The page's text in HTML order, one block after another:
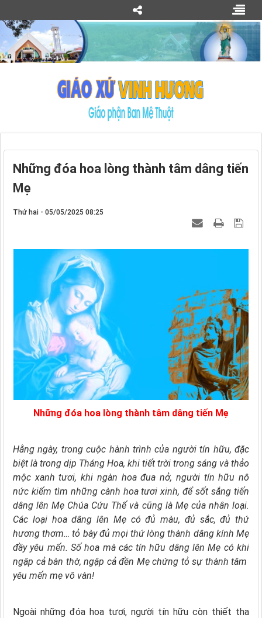
Những đóa hoa lòng thành tâm dâng tiến
Mẹ
Thứ hai - 05/05/2025 08:25
Những đóa hoa lòng thành tâm dâng tiến Mẹ
Hằng ngày, trong cuộc hành trình của người tín hữu, đặc
biệt là trong dịp Tháng Hoa, khi tiết trời trong sáng và thảo
mộc xanh tươi, khi ngàn hoa đua nở, người tín hữu nô
nức kiếm tìm những cành hoa tươi xinh, để sốt sắng tiến
dâng lên Mẹ Chúa Cứu Thế và cũng là Mẹ của nhân loại.
Các loại hoa dâng lên Mẹ có đủ màu, đủ sắc, đủ thứ
hương thơm… tỏ bày đủ mọi thứ lòng thành dâng kính Mẹ
đầy yêu mến. Số hoa mà các tín hữu dâng lên Mẹ có khi
ngập cả bàn thờ, ngập cả đền Mẹ chứng tỏ sự thành tâm
yêu mến mẹ vô vàn!
Ngoài những đóa hoa tươi, người tín hữu còn thiết tha